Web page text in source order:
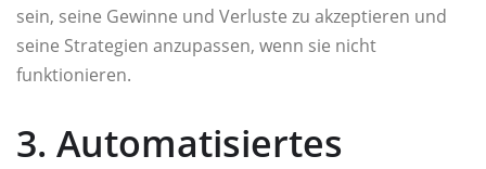
sein, seine Gewinne und Verluste zu akzeptieren und
seine Strategien anzupassen, wenn sie nicht
funktionieren.
3. Automatisiertes